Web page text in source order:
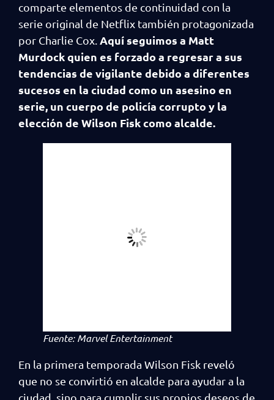
comparte elementos de continuidad con la
serie original de Netflix también protagonizada
por Charlie Cox. Aquí seguimos a Matt
Murdock quien es forzado a regresar a sus
tendencias de vigilante debido a diferentes
sucesos en la ciudad como un asesino en
serie, un cuerpo de policía corrupto y la
elección de Wilson Fisk como alcalde.
Fuente: Marvel Entertainment
En la primera temporada Wilson Fisk reveló
que no se convirtió en alcalde para ayudar a la
ciudad, sino para cumplir sus propios deseos de